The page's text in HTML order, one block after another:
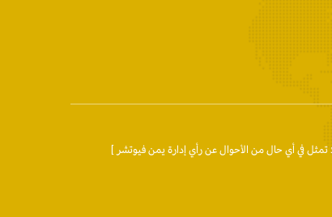
تمثل في أي حال من الأحوال عن رأي إدارة يمن فيوتشر ]